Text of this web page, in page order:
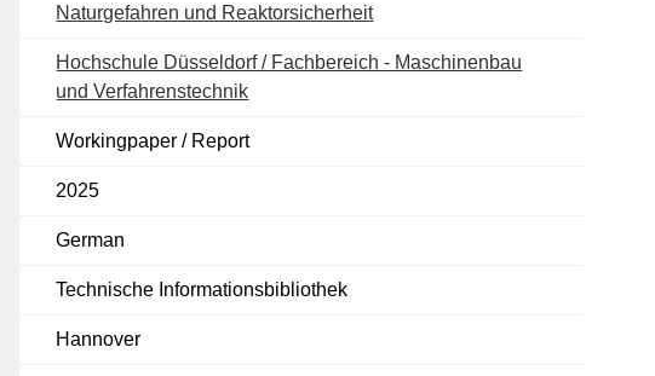
Naturgefahren und Reaktorsicherheit
Hochschule Düsseldorf / Fachbereich - Maschinenbau
und Verfahrenstechnik
Workingpaper / Report
2025
German
Technische Informationsbibliothek
Hannover